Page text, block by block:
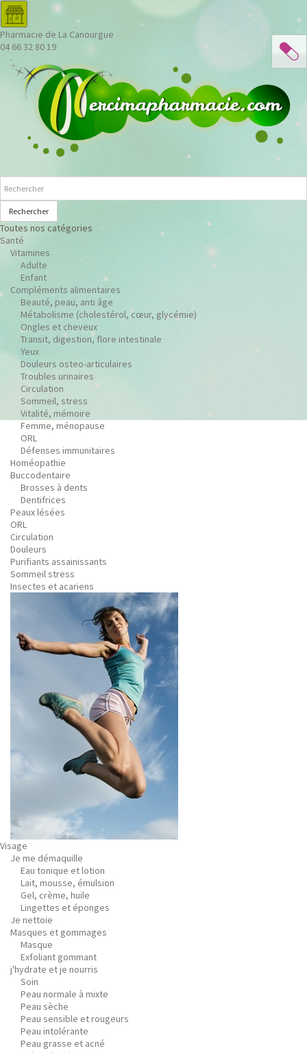
Pharmacie de La Canourgue
04 66 32 80 19
Rechercher
Toutes nos catégories
Santé
Vitamines
Adulte
Enfant
Compléments alimentaires
Beauté, peau, anti âge
Métabolisme (cholestérol, cœur, glycémie)
Ongles et cheveux
Transit, digestion, flore intestinale
Yeux
Douleurs osteo-articulaires
Troubles urinaires
Circulation
Sommeil, stress
Vitalité, mémoire
Femme, ménopause
ORL
Défenses immunitaires
Homéopathie
Buccodentaire
Brosses à dents
Dentifrices
Peaux lésées
ORL
Circulation
Douleurs
Purifiants assainissants
Sommeil stress
Insectes et acariens
Visage
Je me démaquille
Eau tonique et lotion
Lait, mousse, émulsion
Gel, crème, huile
Lingettes et éponges
Je nettoie
Masques et gommages
Masque
Exfoliant gommant
j'hydrate et je nourris
Soin
Peau normale à mixte
Peau sèche
Peau sensible et rougeurs
Peau intolérante
Peau grasse et acné